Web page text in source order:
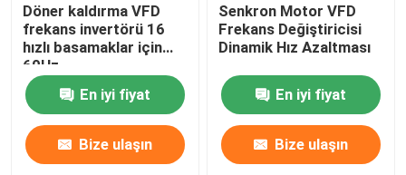
Döner kaldırma VFD
frekans invertörü 16
hızlı basamaklar için
60Hz
En iyi fiyat
Bize ulaşın
Senkron Motor VFD
Frekans Değiştiricisi
Dinamik Hız Azaltması
En iyi fiyat
Bize ulaşın